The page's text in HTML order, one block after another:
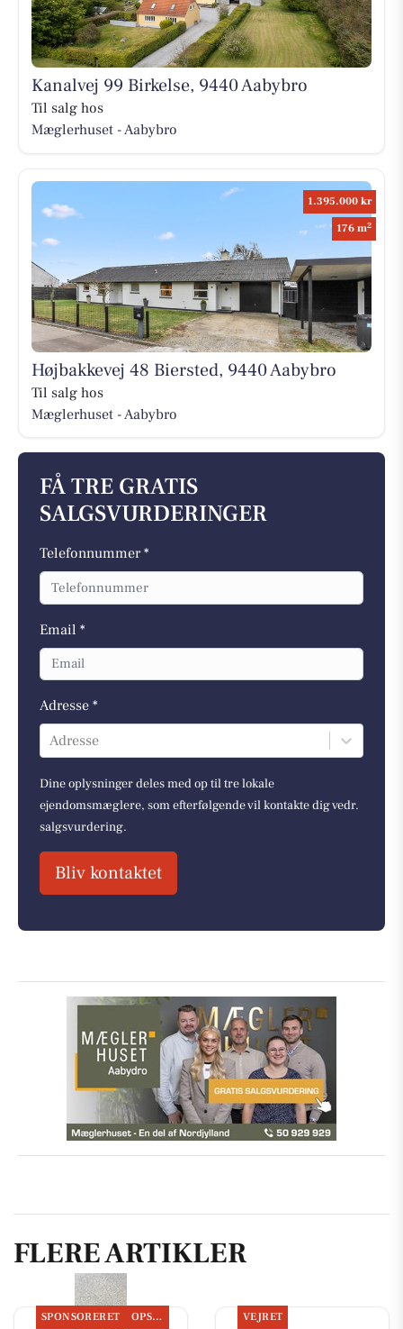
Kanalvej 99 Birkelse, 9440 Aabybro
Til salg hos
Mæglerhuset - Aabybro
1.395.000 kr
176 m2
Højbakkevej 48 Biersted, 9440 Aabybro
Til salg hos
Mæglerhuset - Aabybro
FÅ TRE GRATIS
SALGSVURDERINGER
Telefonnummer *
Email *
Adresse *
Adresse
Dine oplysninger deles med op til tre lokale
ejendomsmæglere, som efterfølgende vil kontakte dig vedr.
salgsvurdering.
Bliv kontaktet
FLERE ARTIKLER
SPONSORERET OPSLAGSTAVLEN VEJRET